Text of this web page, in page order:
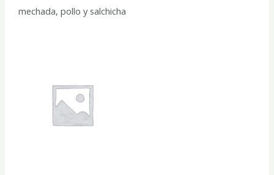
mechada, pollo y salchicha